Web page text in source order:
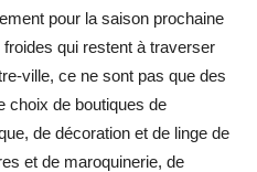
pour la saison prochaine
qui restent à traverser
ville, ce ne sont pas que des
choix de boutiques de
de décoration et de linge de
et de maroquinerie, de